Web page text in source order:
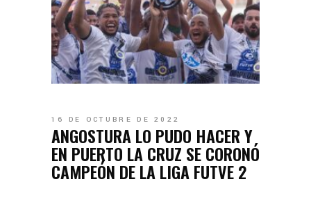
16 DE OCTUBRE DE 2022
ANGOSTURA LO PUDO HACER Y
EN PUERTO LA CRUZ SE CORONÓ
CAMPEÓN DE LA LIGA FUTVE 2